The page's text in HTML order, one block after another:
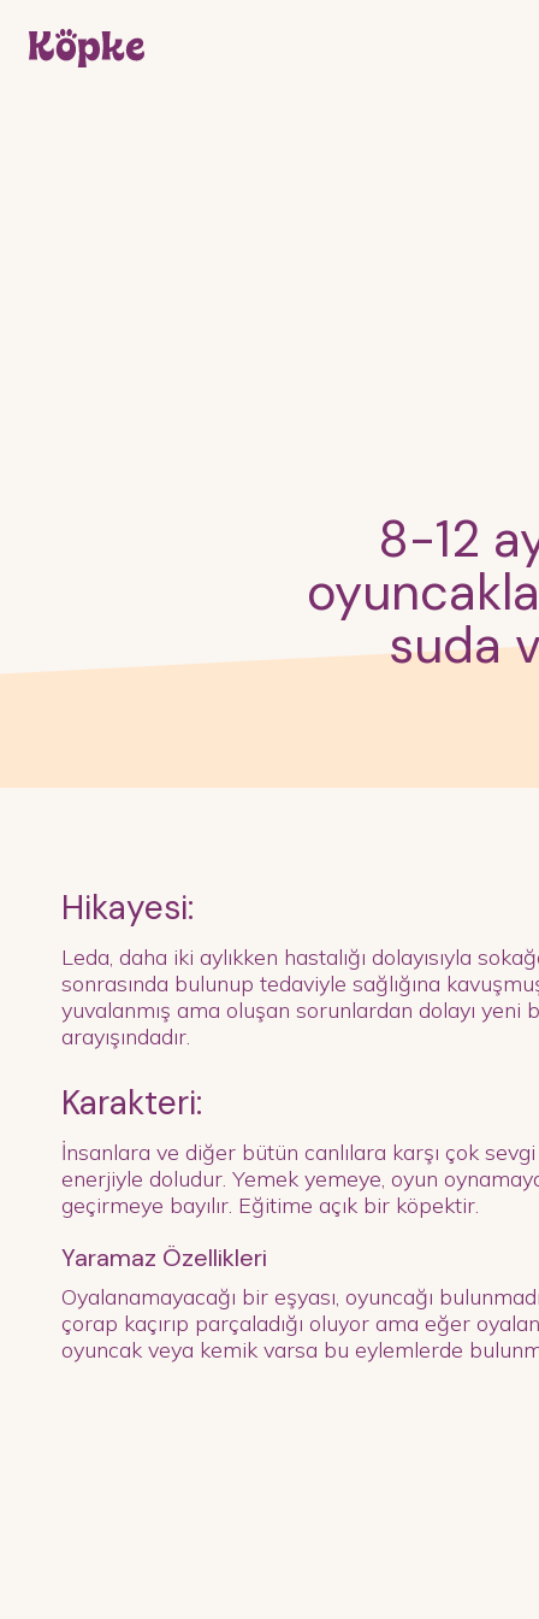
8-12
suda
Hikayesi:
Leda, daha iki aylıkken hastalığı dolayısıyla
sonrasında bulunup tedaviyle sağlığına
yuvalanmış ama oluşan sorunlardan dolayı yeni
arayışındadır.
Karakteri:
İnsanlara ve diğer bütün canlılara karşı çok
enerjiyle doludur. Yemek yemeye, oyun
geçirmeye bayılır. Eğitime açık bir köpektir.
Yaramaz Özellikleri
Oyalanamayacağı bir eşyası, oyuncağı
çorap kaçırıp parçaladığı oluyor ama eğer
oyuncak veya kemik varsa bu eylemlerde